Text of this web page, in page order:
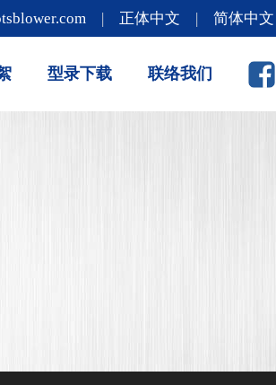
| 正体中文 | 简体中文
型录下载 联络我们